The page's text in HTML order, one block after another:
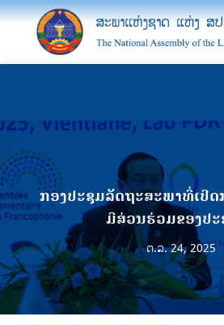
ກອງປະຊຸມລັດຖະສະ​ພາ​ທີ່ເປີດ
ມີສ່ວນຮ່ວມຂອງປະ
ຕ.ລ. 24, 2025